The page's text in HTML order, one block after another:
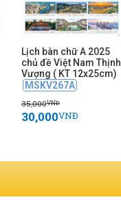
Lịch bàn chữ A 2025
chủ đề Việt Nam Thịnh
Vượng ( KT 12x25cm)
MSKV267A
35,000VNĐ
30,000VNĐ